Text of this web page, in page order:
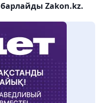
Zakon.kz.